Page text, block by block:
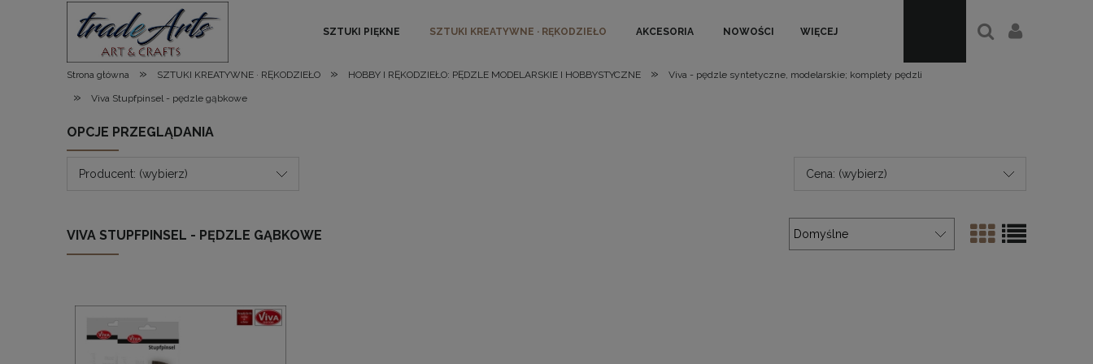
SZTUKI PIĘKNE SZTUKI KREATYWNE · RĘKODZIEŁO AKCESORIA NOWOŚCI WIĘCEJ
Strona główna » SZTUKI KREATYWNE · RĘKODZIEŁO » HOBBY I RĘKODZIEŁO: PĘDZLE MODELARSKIE I HOBBYSTYCZNE » Viva - pędzle syntetyczne, modelarskie; komplety pędzli
» Viva Stupfpinsel - pędzle gąbkowe
OPCJE PRZEGLĄDANIA
Producent: (wybierz) Cena: (wybierz)
VIVA STUPFPINSEL - PĘDZLE GĄBKOWE